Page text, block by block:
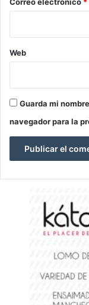
Web
Guarda mi
navegador para la